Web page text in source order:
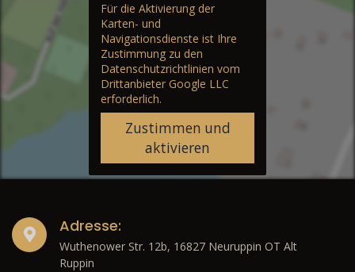
Für die Aktivierung der
Karten- und
Navigationsdienste ist Ihre
Zustimmung zu den
Datenschutzrichtlinien vom
Drittanbieter Google LLC
erforderlich.
Zustimmen und
aktivieren
Adresse:
Wuthenower Str. 12b, 16827 Neuruppin OT Alt
Ruppin